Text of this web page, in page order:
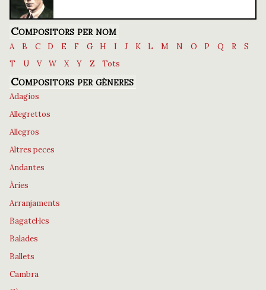
Compositors per nom
A B C D E F G H I J K L M N O P Q R
S
T
U V W X Y Z Tots
Compositors per gèneres
Adagios
Allegrettos
Allegros
Altres peces
Andantes
Àries
Arranjaments
Bagatel·les
Balades
Ballets
Cambra